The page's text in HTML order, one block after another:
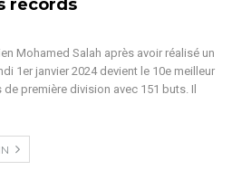
records
Mohamed Salah après avoir réalisé un
1er janvier 2024 devient le 10e meilleur
première division avec 151 buts. Il